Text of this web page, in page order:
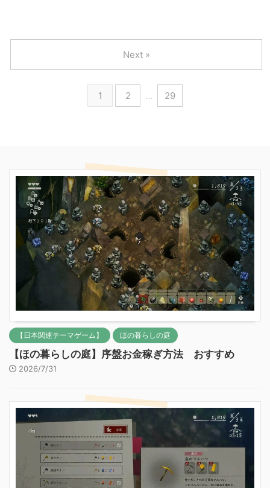
1 2 … 29
Next »
【日本関連テーマゲーム】 ほの暮らしの庭
【ほの暮らしの庭】序盤お金稼ぎ方法 おすすめ
2026/7/31